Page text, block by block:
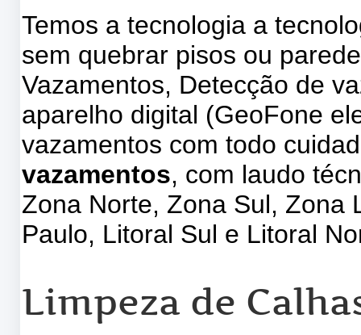
Temos a tecnologia a
sem quebrar pisos ou
Vazamentos, Detecção de
aparelho digital (GeoFone
vazamentos com todo
vazamentos, com laudo
Zona Norte, Zona Sul, Zona
Paulo, Litoral Sul e Litoral
Limpeza de